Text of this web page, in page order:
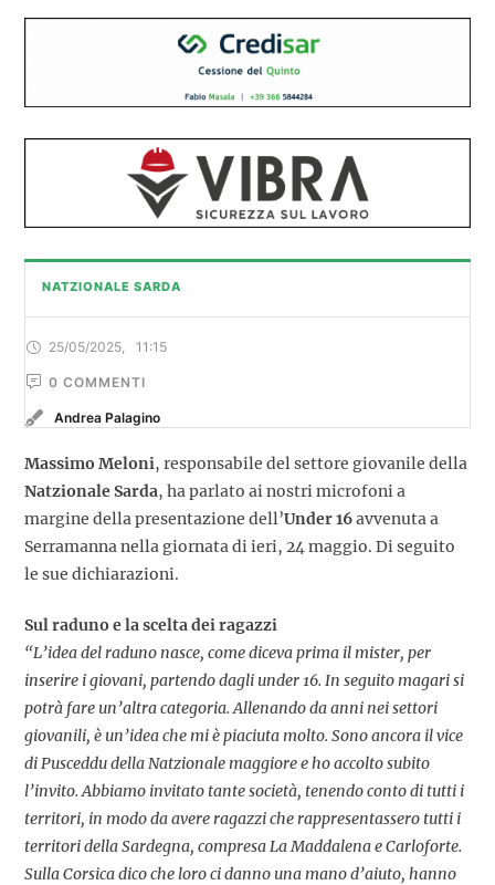
NATZIONALE SARDA
25/05/2025 11:15
0 COMMENTI
Andrea Palagino
Massimo Meloni, responsabile del settore giovanile della
Natzionale Sarda, ha parlato ai nostri microfoni a
margine della presentazione dell’Under 16avvenuta a
Serramanna nella giornata di ieri, 24 maggio. Di seguito
le sue dichiarazioni.
Sul raduno e la scelta dei ragazzi
“L’idea del raduno nasce, come diceva prima il mister, per
inserire i giovani, partendo dagli under 16. In seguito magari si
potrà fare un’altra categoria. Allenando da anni nei settori
giovanili, è un’idea che mi è piaciuta molto. Sono ancora il vice
di Pusceddu della Natzionale maggiore e ho accolto subito
l’invito. Abbiamo invitato tante società, tenendo conto di tutti i
territori, in modo da avere ragazzi che rappresentassero tutti i
territori della Sardegna, compresa La Maddalena e Carloforte.
Sulla Corsica dico che loro ci danno una mano d’aiuto, hanno